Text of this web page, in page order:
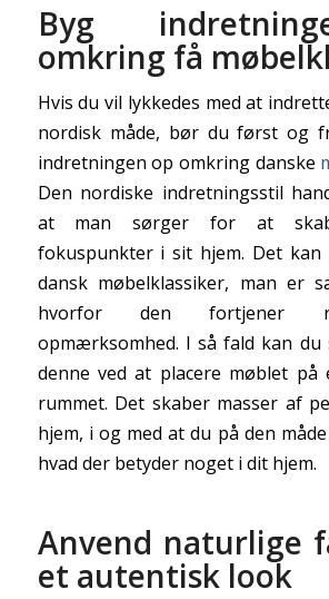
Byg
omkring få
Hvis du vil lykkedes med at
nordisk måde, bør du først og
indretningen op omkring danske
Den nordiske indretningsstil
at man sørger for at
fokuspunkter i sit hjem. Det
dansk møbelklassiker, man er
hvorfor den fortjener
opmærksomhed. I så fald kan du
denne ved at placere møblet
rummet. Det skaber masser af
hjem, i og med at du på den
hvad der betyder noget i dit hjem.
Anvend naturlige
et autentisk look